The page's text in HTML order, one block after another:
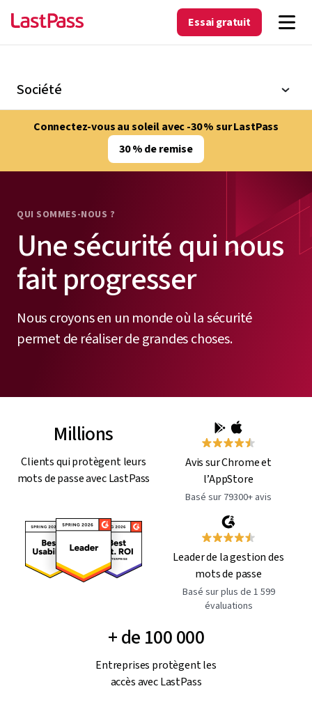
Essai gratuit
Société
Connectez-vous au soleil avec -30 % sur LastPass
30 % de remise
QUI SOMMES-NOUS ?
Une sécurité qui nous
fait progresser
Nous croyons en un monde où la sécurité
permet de réaliser de grandes choses.
Millions
Clients qui protègent leurs
mots de passe avec LastPass
Avis sur Chrome et
l’AppStore
Basé sur 79300+ avis
Leader de la gestion des
mots de passe
Basé sur plus de 1 599
évaluations
+ de 100 000
Entreprises protègent les
accès avec LastPass